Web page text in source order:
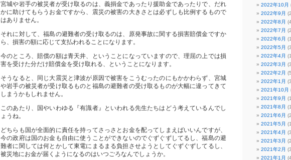
宮城や岩手の被災者が受け取るのは、義捐金であったり援助金であったりで、だれ
かに助けてもらうお金ですから、震災の被害の大きさとは必ずしも比例するもので
はありません。
それに対して、福島の避難者の受け取るのは、原発事故に関する損害賠償金ですか
ら、損害の額に応じて支払われることになります。
今のところ、賠償の額は青天井、ということになっていますので、理屈の上では損
害を受けた分だけ賠償金を受け取れる、ということになります。
そうなると、同じ大震災と津波が原因で被害をこうむったのにもかかわらず、宮城
や岩手の被災者が受け取るものと福島の避難者の受け取るものが大幅に違ってきて
しまうかもしれません。
このあたり、国やいわゆる『有識者』といわれる先生たちはどう考えているんでし
ょうね。
どちらも国が全面的に責任を持ってさっさとお金を配ってしまえばいいんですが、
今の政府は国のお金も自由に使うことができないのでぐずぐずしてるし、福島の避
難者に関しては何とかして東電にまるまる負担させようとしてぐずぐずしてるし、
被災地にお金が届くようになるのはいつごろなんでしょうか。
2022年10月
2022年9月
2022年8月
2022年7月
2022年6月
2022年5月
2022年4月
2022年3月
2022年2月
2022年1月
2021年10月
2021年9月
2021年8月
2021年6月
2021年5月
2021年4月
2021年3月
2021年2月
2021年1月